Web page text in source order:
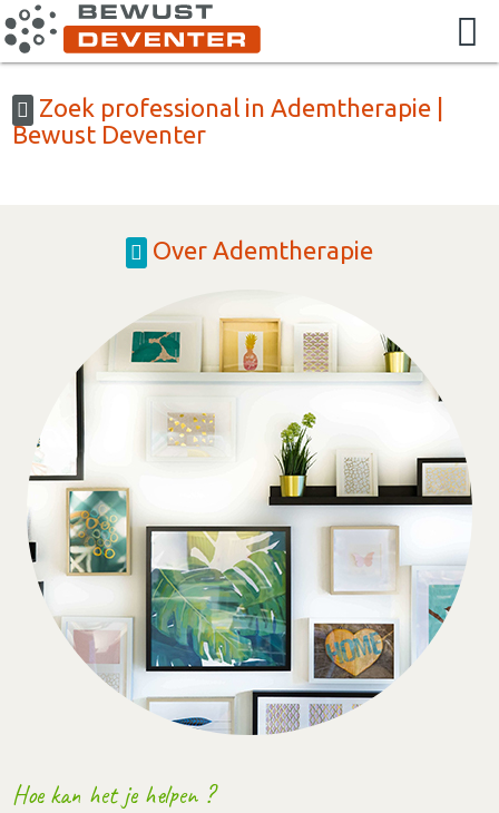
Zoek professional in Ademtherapie |
Bewust Deventer
Over Ademtherapie
Hoe kan het je helpen ?